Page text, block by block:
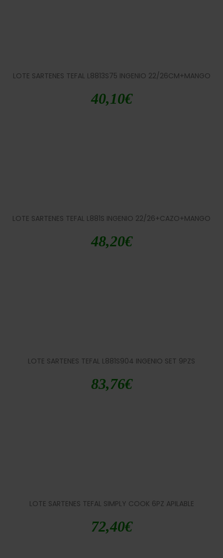
LOTE SARTENES TEFAL L8813S75 INGENIO 22/26CM+MANGO
40,10€
LOTE SARTENES TEFAL L881S INGENIO 22/26+CAZO+MANGO
48,20€
LOTE SARTENES TEFAL L881S904 INGENIO SET 9PZS
83,76€
LOTE SARTENES TEFAL SIMPLY COOK 6PZ APILABLE
72,40€